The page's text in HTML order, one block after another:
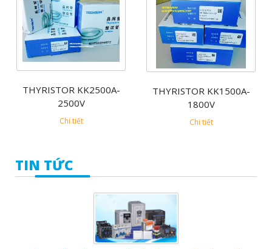
THYRISTOR KK2500A-
2500V
Chi tiết
THYRISTOR KK1500A-
1800V
Chi tiết
TIN TỨC